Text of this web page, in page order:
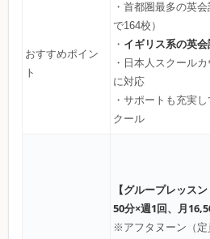
おすすめポイン
ト
・首都圏最多の英
で164校）
・ イギリス系の英
・日本人スクール
に対応
・サポートも充実
クール
【グループレッス
50分×週1回、月
※アフタヌーン（定